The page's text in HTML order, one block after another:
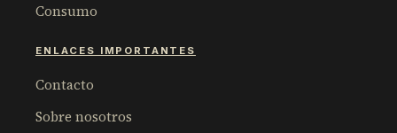
Consumo
ENLACES IMPORTANTES
Contacto
Sobre nosotros